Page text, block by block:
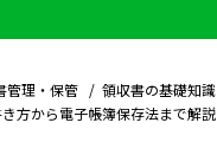
管理・保管
領収書の基礎知識
方から電子帳簿保存法まで解説